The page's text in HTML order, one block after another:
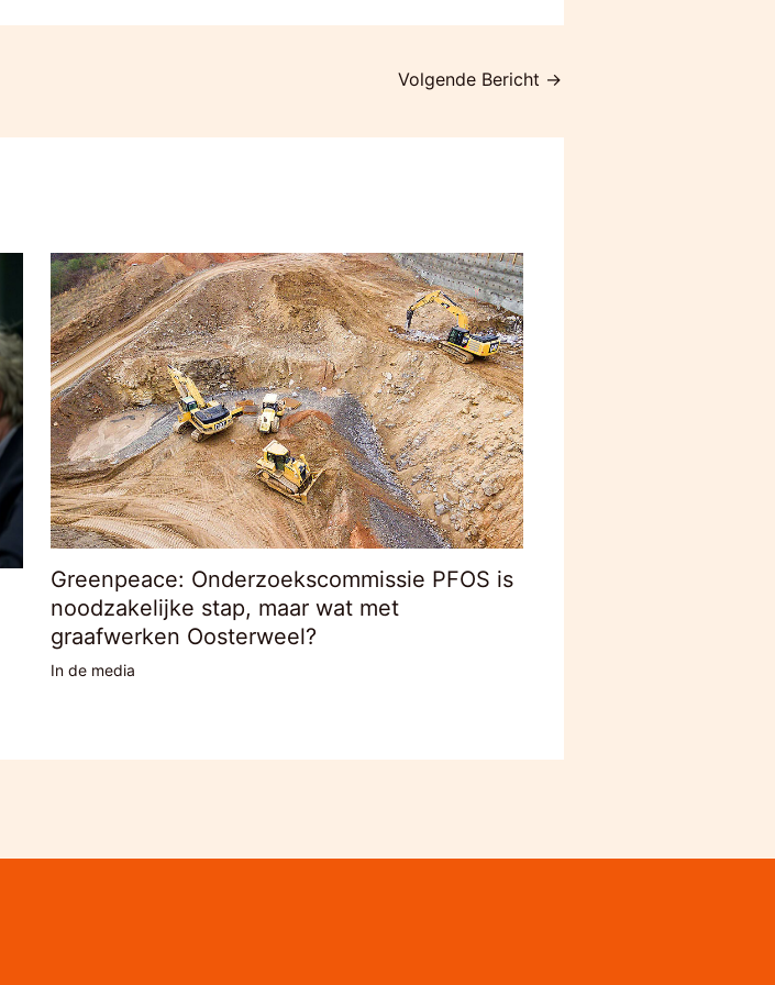
Volgende Bericht →
Greenpeace: Onderzoekscommissie PFOS is
noodzakelijke stap, maar wat met
graafwerken Oosterweel?
In de media